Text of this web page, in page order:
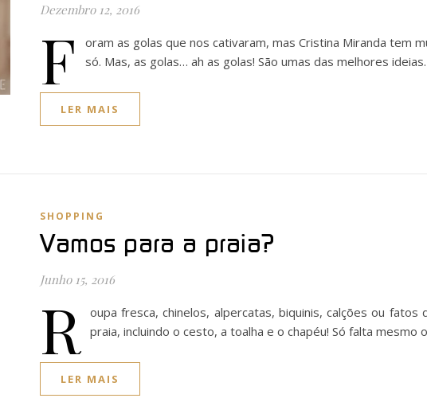
Dezembro 12, 2016
F
oram as golas que nos cativaram, mas Cristina Miranda tem
só. Mas, as golas… ah as golas! São umas das melhores
LER MAIS
SHOPPING
Vamos para a praia?
Junho 15, 2016
R oupa fresca, chinelos, alpercatas, biquinis, calções ou
praia, incluindo o cesto, a toalha e o chapéu! Só falta
LER MAIS